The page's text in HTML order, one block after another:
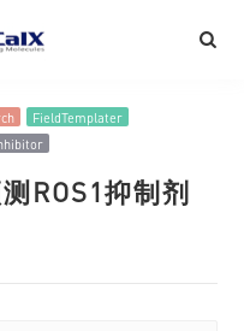
FieldTemplater
ROS1抑制剂